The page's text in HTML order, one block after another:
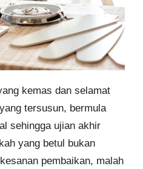
kemas dan selamat
tersusun, bermula
sehingga ujian akhir
yang betul bukan
pembaikan, malah